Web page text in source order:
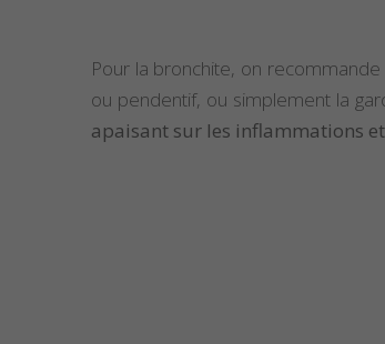
Pour la bronchite, on recommande
ou pendentif, ou simplement la
apaisant sur les inflammations